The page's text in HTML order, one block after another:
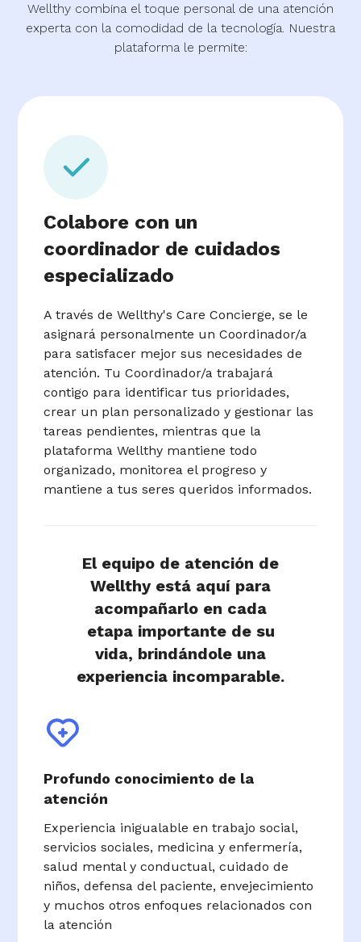
Wellthy combina el toque personal de una atención
experta con la comodidad de la tecnología. Nuestra
plataforma le permite:
Colabore con un
coordinador de cuidados
especializado
A través de Wellthy's Care Concierge, se le
asignará personalmente un Coordinador/a
para satisfacer mejor sus necesidades de
atención. Tu Coordinador/a trabajará
contigo para identificar tus prioridades,
crear un plan personalizado y gestionar las
tareas pendientes, mientras que la
plataforma Wellthy mantiene todo
organizado, monitorea el progreso y
mantiene a tus seres queridos informados.
El equipo de atención de
Wellthy está aquí para
acompañarlo en cada
etapa importante de su
vida, brindándole una
experiencia incomparable.
Profundo conocimiento de la
atención
Experiencia inigualable en trabajo social,
servicios sociales, medicina y enfermería,
salud mental y conductual, cuidado de
niños, defensa del paciente, envejecimiento
y muchos otros enfoques relacionados con
la atención